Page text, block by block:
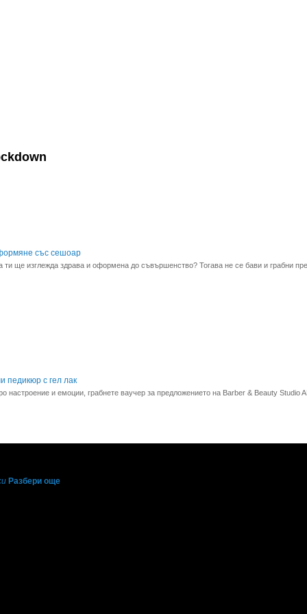
със сешоар
ти ще изглежда здрава и оформена до съвършенство? Тогава не се бави и грабни
педикюр с гел лак
настроение и емоции, грабнете ваучер за предложението на Barber & Beauty Studio
Разбери още